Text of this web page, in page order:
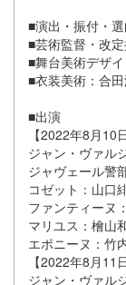
■演出・振付・
■芸術監督・改
■舞台美術デザ
■衣装美術：合
■出演
【2022年8月10
ジャン・ヴァル
ジャヴェール警
コゼット：山口
ファンティーヌ
マリユス：檜山
エポニーヌ：竹
【2022年8月11
ジャン・ヴァル